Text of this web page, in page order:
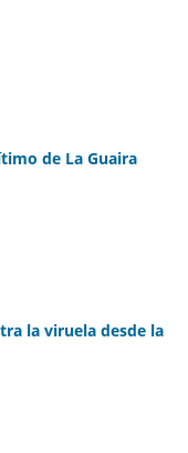
de La Guaira
la viruela desde la